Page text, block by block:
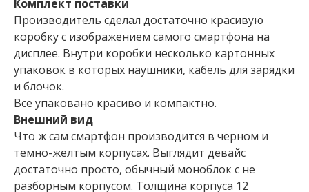
Комплект поставки
Производитель сделал достаточно красивую
коробку с изображением самого смартфона на
дисплее. Внутри коробки несколько картонных
упаковок в которых наушники, кабель для зарядки
и блочок.
Все упаковано красиво и компактно.
Внешний вид
Что ж сам смартфон производится в черном и
темно-желтым корпусах. Выглядит девайс
достаточно просто, обычный моноблок с не
разборным корпусом. Толщина корпуса 12